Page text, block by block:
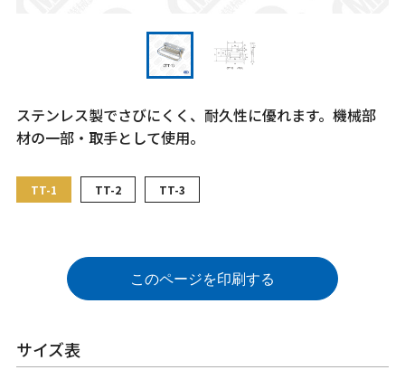
ステンレス製でさびにくく、耐久性に優れます。機械部
材の一部・取手として使用。
TT-1 TT-2 TT-3
このページを印刷する
サイズ表